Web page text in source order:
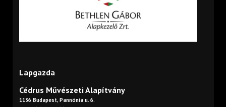
Lapgazda
Cédrus Művészeti Alapítvány
1136 Budapest, Pannónia u. 6.